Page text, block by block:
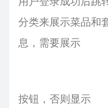
分类来展示菜品和
息，需要展示
按钮，否则显示